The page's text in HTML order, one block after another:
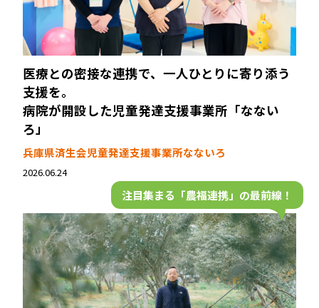
医療との密接な連携で、一人ひとりに寄り添う
支援を。
病院が開設した児童発達支援事業所「なない
ろ」
兵庫県済生会児童発達支援事業所なないろ
2026.06.24
注目集まる「農福連携」の最前線！